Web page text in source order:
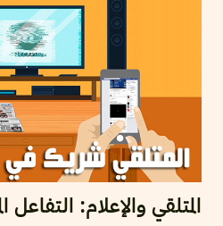
المتلقي والإعلام: التفاعل